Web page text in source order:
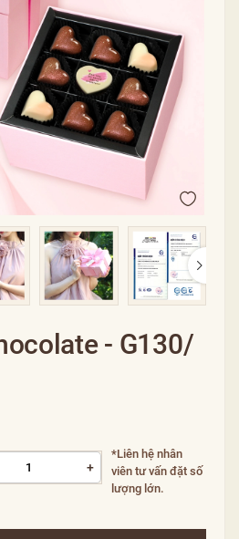
- G130/
+
*Liên hệ nhân
viên tư vấn đặt số
lượng lớn.